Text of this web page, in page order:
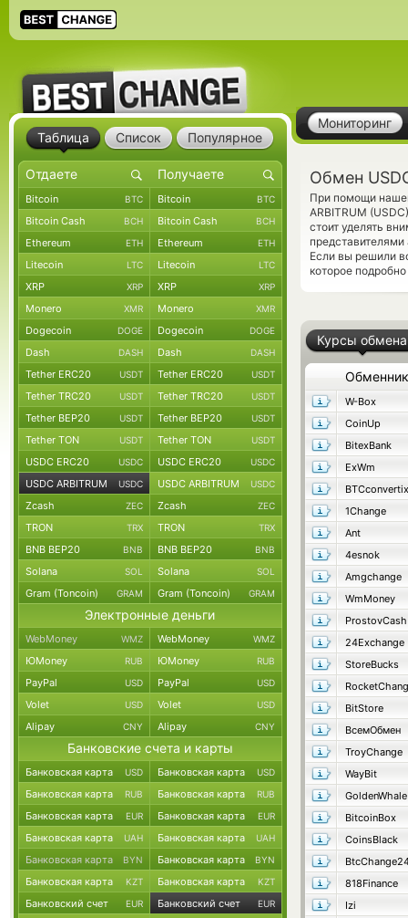
Мониторинг
Обмен
При помощи
ARBITRUM
стоит уделять
Если вы решили
которое
Курсы обмена
Обменник
W-Box
CoinUp
BitexBank
ExWm
BTCconvertix
1Change
Ant
4esnok
Amgchange
WmMoney
ProstovCash
24Exchange
StoreBucks
BitStore
ВсемОбмен
TroyChange
WayBit
GoldenWhale
BitcoinBox
CoinsBlack
818Finance
Izi
Таблица Список Популярное
Bitcoin BTC Bitcoin BTC
Bitcoin Cash BCH Bitcoin Cash BCH
Ethereum ETH Ethereum ETH
Litecoin LTC Litecoin LTC
XRP XRP XRP XRP
Monero XMR Monero XMR
Dogecoin DOGE Dogecoin DOGE
Dash DASH Dash DASH
Tether ERC20 USDT Tether ERC20 USDT
Tether TRC20 USDT Tether TRC20 USDT
Tether BEP20 USDT Tether BEP20 USDT
Tether TON USDT Tether TON USDT
USDC ERC20 USDC USDC ERC20 USDC
USDC ARBITRUM USDC USDC ARBITRUM USDC
Zcash ZEC Zcash ZEC
TRON TRX TRON TRX
BNB BEP20 BNB BNB BEP20 BNB
Solana SOL Solana SOL
Gram (Toncoin) GRAM Gram (Toncoin) GRAM
Электронные деньги
WebMoney WMZ WebMoney WMZ
ЮMoney RUB ЮMoney RUB
PayPal USD PayPal USD
Volet USD Volet USD
Alipay CNY Alipay CNY
Банковские счета и карты
Банковская карта USD Банковская карта USD
Банковская карта RUB Банковская карта RUB
Банковская карта EUR Банковская карта EUR
Банковская карта UAH Банковская карта UAH
Банковская карта BYN Банковская карта BYN
Банковская карта KZT Банковская карта KZT
Банковский счет EUR Банковский счет EUR